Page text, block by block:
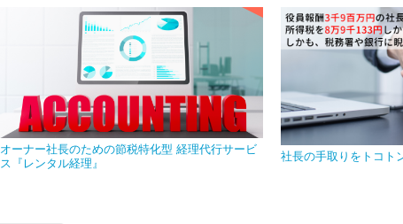
オーナー社長のための節税特化型 経理代行サービ
ス『レンタル経理』
社長の手取りをトコト